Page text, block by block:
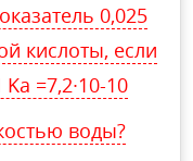
0,025
кислоты, если
=7,2∙10-10
воды?